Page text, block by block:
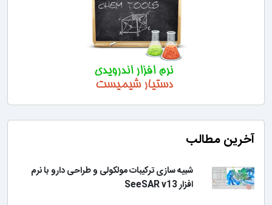
آخرین مطالب
شبیه سازی ترکیبات مولکولی و طراحی دارو با نرم
افزار SeeSAR v13